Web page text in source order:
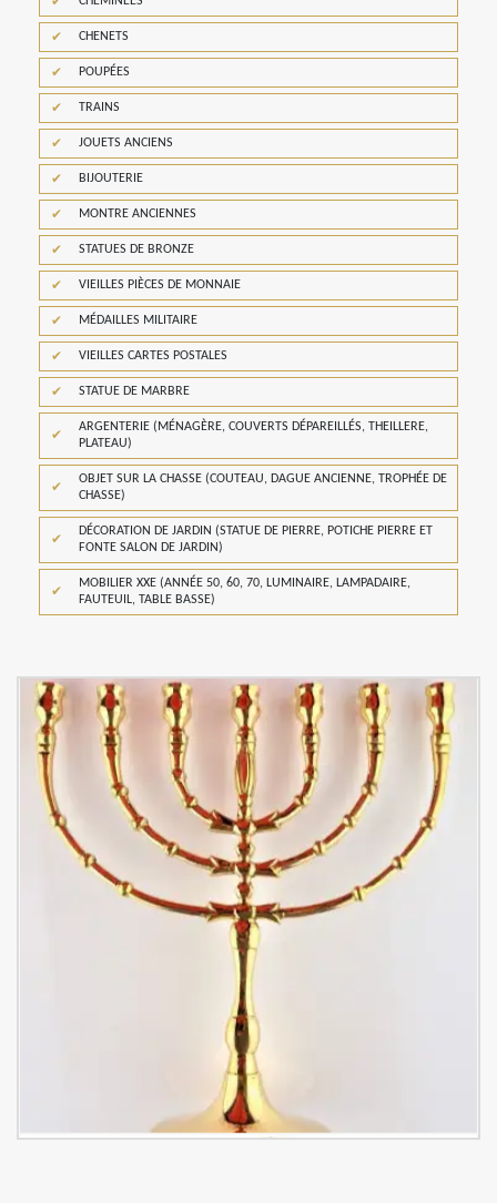
CHENETS
POUPÉES
TRAINS
JOUETS ANCIENS
BIJOUTERIE
MONTRE ANCIENNES
STATUES DE BRONZE
VIEILLES PIÈCES DE MONNAIE
MÉDAILLES MILITAIRE
VIEILLES CARTES POSTALES
STATUE DE MARBRE
ARGENTERIE (MÉNAGÈRE, COUVERTS DÉPAREILLÉS, THEILLERE,
PLATEAU)
OBJET SUR LA CHASSE (COUTEAU, DAGUE ANCIENNE, TROPHÉE DE
CHASSE)
DÉCORATION DE JARDIN (STATUE DE PIERRE, POTICHE PIERRE ET
FONTE SALON DE JARDIN)
MOBILIER XXE (ANNÉE 50, 60, 70, LUMINAIRE, LAMPADAIRE,
FAUTEUIL, TABLE BASSE)